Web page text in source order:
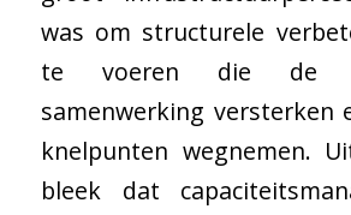
was om structurele
te voeren die de
samenwerking versterken
knelpunten wegnemen.
bleek dat